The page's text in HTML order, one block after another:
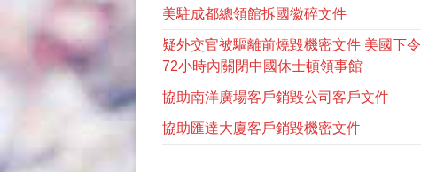
美駐成都總領館拆國徽碎文件
疑外交官被驅離前燒毀機密文件 美國下令
72小時內關閉中國休士頓領事館
協助南洋廣場客戶銷毀公司客戶文件
協助匯達大廈客戶銷毀機密文件